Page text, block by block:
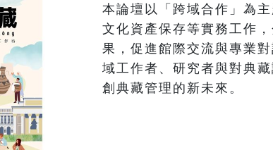
本論壇以「跨域合作」為
文化資產保存等實務工作
果，促進館際交流與專業
域工作者、研究者與對典
創典藏管理的新未來。